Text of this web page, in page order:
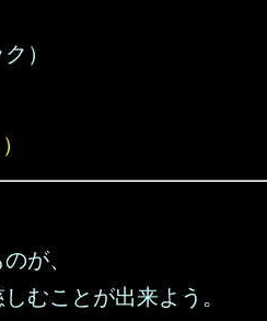
）
）
が、
むことが出来よう。